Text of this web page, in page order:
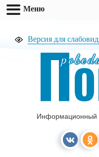
Версия для
П
Информационный
Меню